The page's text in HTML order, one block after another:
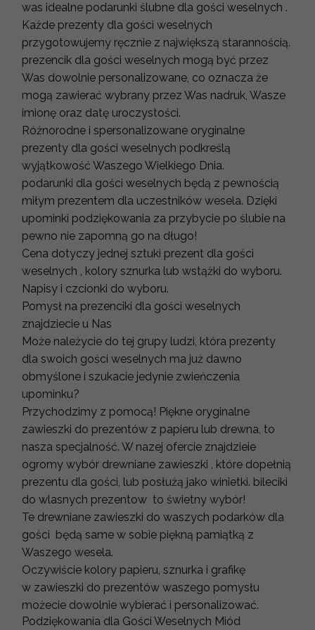
was idealne podarunki ślubne dla gości weselnych .
Każde prezenty dla gości weselnych
przygotowujemy ręcznie z największą starannością.
prezencik dla gości weselnych mogą być przez
Was dowolnie personalizowane, co oznacza że
mogą zawierać wybrany przez Was nadruk, Wasze
imionę oraz datę uroczystości.
Różnorodne i spersonalizowane oryginalne
prezenty dla gości weselnych podkreślą
wyjątkowość Waszego Wielkiego Dnia.
podarunki dla gości weselnych będą z pewnością
miłym prezentem dla uczestników wesela. Dzięki
upominki podziękowania za przybycie po ślubie na
pewno nie zapomną go na długo!
Cena dotyczy jednej sztuki prezent dla gości
weselnych , kolory sznurka lub wstążki do wyboru.
Napisy i czcionki do wyboru.
Pomysł na prezenciki dla gości weselnych
znajdziecie u Nas
Może należycie do tej grupy ludzi, która prezenty
dla swoich gości weselnych ma już dawno
obmyślone i szukacie jedynie zwieńczenia
upominku?
Przychodzimy z pomocą! Piękne oryginalne
zawieszki do prezentów z papieru lub drewna, to
nasza specjalność. W nazej ofercie znajdzieie
ogromy wybór drewniane zawieszki , które dopełnią
prezentu dla gości, lub posłużą jako winietki. bileciki
do wlasnych prezentow to świetny wybór!
Te drewniane zawieszki do waszych podarków dla
gości będą same w sobie piękną pamiątką z
Waszego wesela.
Oczywiście kolory papieru, sznurka i grafikę
w zawieszki do prezentów waszego pomysłu
możecie dowolnie wybierać i personalizować.
Podziękowania dla Gości Weselnych Miód